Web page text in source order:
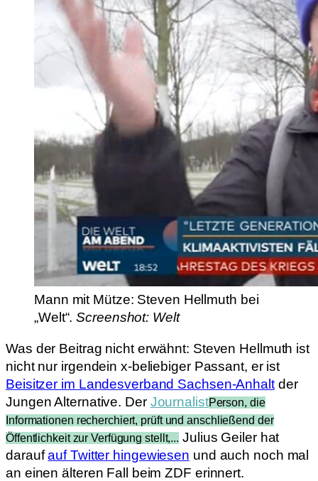
Mann mit Mütze: Steven Hellmuth bei
„Welt“.Screenshot: Welt
Was der Beitrag nicht erwähnt: Steven Hellmuth ist
nicht nur irgendein x-beliebiger Passant, er ist
Beisitzer im Landesverband Sachsen-Anhaltder
Jungen Alternative. Der JournalistPerson, die
Informationen recherchiert, prüft und anschließend der
Öffentlichkeit zur Verfügung stellt,... Julius Geiler hat
daraufauf Twitter hingewiesen und auch noch mal
an einen älteren Fall beim ZDF erinnert.